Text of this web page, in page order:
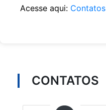
Acesse aqui: Contatos
CONTATOS